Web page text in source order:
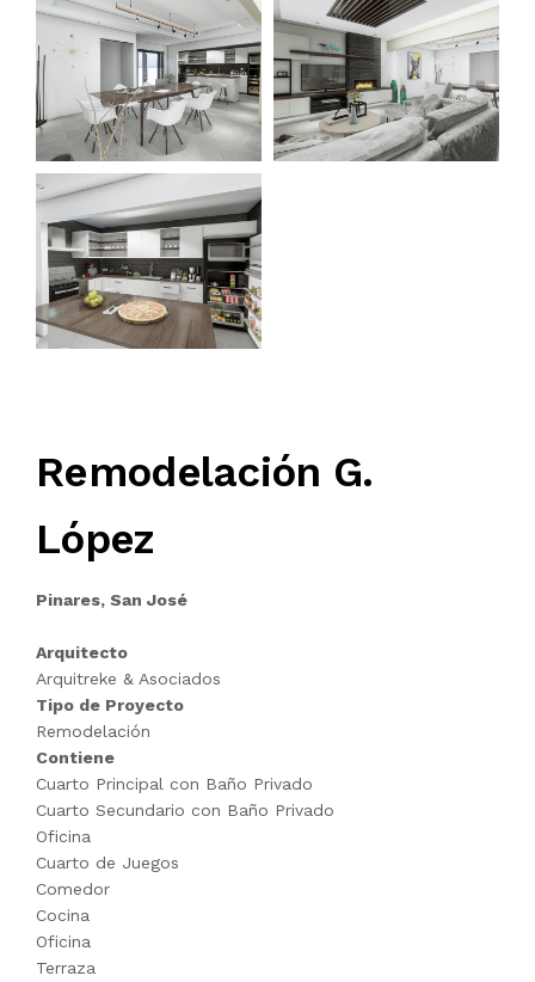
Remodelación G.
López
Pinares, San José
Arquitecto
Arquitreke & Asociados
Tipo de Proyecto
Remodelación
Contiene
Cuarto Principal con Baño Privado
Cuarto Secundario con Baño Privado
Oficina
Cuarto de Juegos
Comedor
Cocina
Oficina
Terraza